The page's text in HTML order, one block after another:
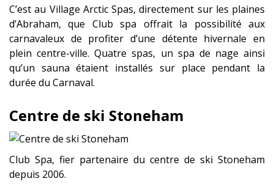
C’est au Village Arctic Spas, directement sur les plaines
d’Abraham, que Club spa offrait la possibilité aux
carnavaleux de profiter d’une détente hivernale en
plein centre-ville. Quatre spas, un spa de nage ainsi
qu’un sauna étaient installés sur place pendant la
durée du Carnaval.
Centre de ski Stoneham
Club Spa, fier partenaire du centre de ski Stoneham
depuis 2006.